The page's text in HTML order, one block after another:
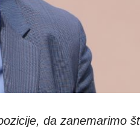
da zanemarimo